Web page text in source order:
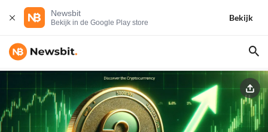
Newsbit
Bekijk in de Google Play store
Bekijk